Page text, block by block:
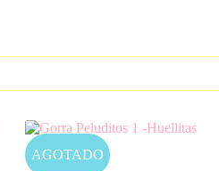
AGOTADO